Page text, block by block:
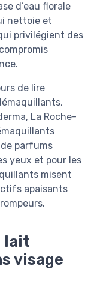
d’eau florale
nettoie et
privilégient des
de lire
La Roche-
parfums
yeux et pour les
misent
apaisants
lait
visage